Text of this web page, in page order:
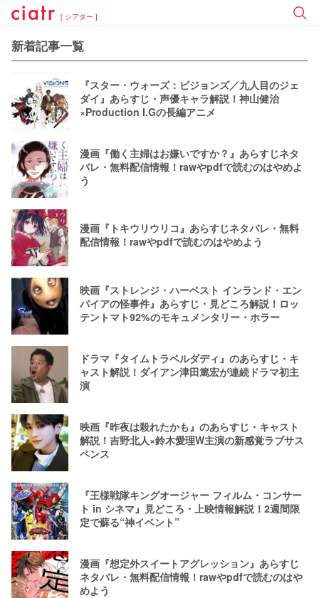
[ シアター ]
新着記事一覧
『スター・ウォーズ：ビジョンズ／九人目のジェ
ダイ』あらすじ・声優キャラ解説！神山健治
×Production I.Gの長編アニメ
漫画『働く主婦はお嫌いですか？』あらすじネタ
バレ・無料配信情報！rawやpdfで読むのはやめよ
う
漫画『トキウリウリコ』あらすじネタバレ・無料
配信情報！rawやpdfで読むのはやめよう
映画『ストレンジ・ハーベスト インランド・エン
パイアの怪事件』あらすじ・見どころ解説！ロッ
テントマト92%のモキュメンタリー・ホラー
ドラマ『タイムトラベルダディ』のあらすじ・キ
ャスト解説！ダイアン津田篤宏が連続ドラマ初主
演
映画『昨夜は殺れたかも』のあらすじ・キャスト
解説！吉野北人×鈴木愛理W主演の新感覚ラブサス
ペンス
『王様戦隊キングオージャー フィルム・コンサー
ト in シネマ』見どころ・上映情報解説！2週間限
定で蘇る“神イベント”
漫画『想定外スイートアグレッション』あらすじ
ネタバレ・無料配信情報！rawやpdfで読むのはや
めよう